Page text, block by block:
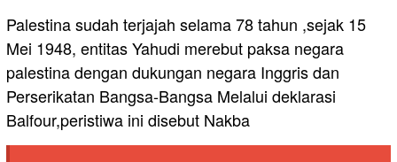
Palestina sudah terjajah selama 78 tahun ,sejak 15
Mei 1948, entitas Yahudi merebut paksa negara
palestina dengan dukungan negara Inggris dan
Perserikatan Bangsa-Bangsa Melalui deklarasi
Balfour,peristiwa ini disebut Nakba